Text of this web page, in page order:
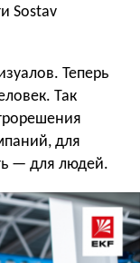
Sostav
Теперь
Так
для
— для людей.